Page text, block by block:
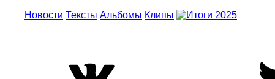
Новости Тексты Альбомы Клипы